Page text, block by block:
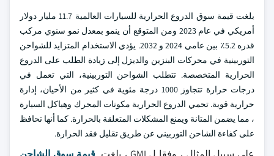
بلغت قيمة سوق الدروع الحرارية للسيارات العالمية 11.7 مليار دولار
أمريكي في عام 2023 ومن المتوقع أن ينمو بمعدل نمو سنوي مركب
قدره 5.2٪ بين عامي 2024 و 2032. يؤدي الاستخدام المتزايد للشواحن
التوربينية في محركات البنزين والديزل إلى زيادة الطلب على الدروع
الحرارية المتخصصة. تتطلب الشواحن التوربينية، التي تعمل في
درجات حرارة تتجاوز 1000 درجة مئوية في كثير من الأحيان، إدارة
حرارية قوية. تحمي الدروع الحرارية مكونات المحرك وهياكل السيارة
، مما يضمن المتانة ويمنع المشكلات المتعلقة بالحرارة. كما أنها تحافظ
على كفاءة الشاحن التوربيني عن طريق تقليل فقد الحرارة.